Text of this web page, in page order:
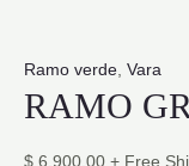
Ramo verde Vara
RAMO
$ 6.900,00 + Free